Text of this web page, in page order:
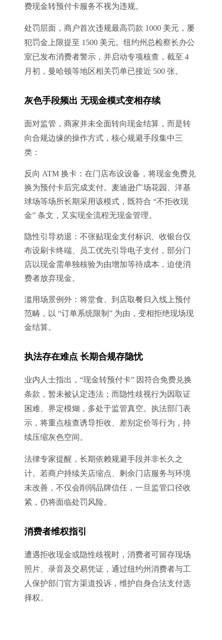
费现金转预付卡服务不视为违规。
处罚层面，商户首次违规最高罚款 1000 美元，屡
犯罚金上限提至 1500 美元。纽约州总检察长办公
室已发布消费者警示，并启动专项核查，截至 4
月初，曼哈顿等地区相关罚单已接近 500 张。
灰色手段频出 无现金模式变相存续
面对监管，商家并未全面转向现金结算，而是转
向合规边缘的操作方式，核心规避手段集中三
类：
反向 ATM 换卡：在门店布设设备，将现金免费兑
换为预付卡后完成支付。麦迪逊广场花园、洋基
球场等场所长期采用该模式，既符合 “不拒收现
金” 条文，又实现全流程无现金管理。
隐性引导劝退：不张贴现金支付标识、收银台仅
布设刷卡终端、员工优先引导电子支付，部分门
店以现金需单独核验为由增加等待成本，迫使消
费者放弃现金。
滥用场景例外：将堂食、到店取餐归入线上预付
范畴，以 “订单系统限制” 为由，变相拒绝现场现
金结算。
执法存在难点 长期合规存隐忧
业内人士指出，“现金转预付卡” 因符合免费兑换
条款，暂未被认定违法；而隐性歧视行为因取证
困难、界定模煳，多处于监管真空。执法部门表
示，将重点核查诱导拒收、差别定价等行为，持
续压缩灰色空间。
法律专家提醒，长期依赖规避手段并非长久之
计。若商户持续关店缩点、剩余门店服务与环境
未改善，不仅会削弱品牌信任，一旦监管口径收
紧，仍将面临处罚风险。
消费者维权指引
遭遇拒收现金或隐性歧视时，消费者可留存现场
照片、录音及交易凭证，通过纽约州消费者与工
人保护部门官方渠道投诉，维护自身合法支付选
择权。